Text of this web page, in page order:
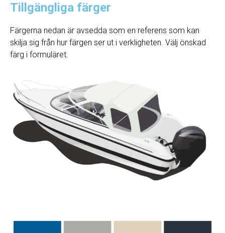
Tillgängliga färger
Färgerna nedan är avsedda som en referens som kan
skilja sig från hur färgen ser ut i verkligheten. Välj önskad
färg i formuläret.